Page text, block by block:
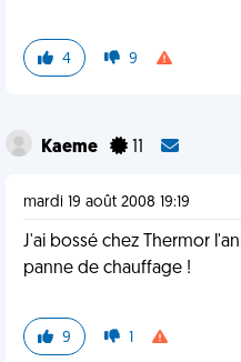
4 9
Kaeme
mardi 19 août 2008 19:19
J'ai bossé chez Thermor
panne de chauffage !
9 1